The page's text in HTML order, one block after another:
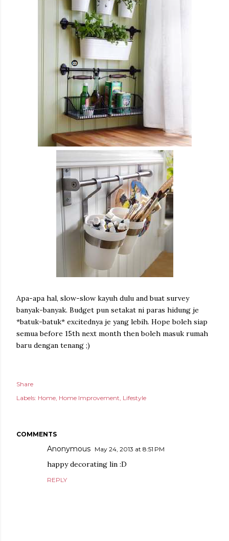
Apa-apa hal, slow-slow kayuh dulu and buat survey
banyak-banyak. Budget pun setakat ni paras hidung je
*batuk-batuk* excitednya je yang lebih. Hope boleh siap
semua before 15th next month then boleh masuk rumah
baru dengan tenang ;)
Share
Labels: Home Home Improvement Lifestyle
COMMENTS
Anonymous May 24, 2013 at 8:51 PM
happy decorating lin :D
REPLY